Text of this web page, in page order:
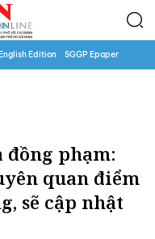
Edition SGGP Epaper
đồng phạm:
quan điểm
sẽ cập nhật